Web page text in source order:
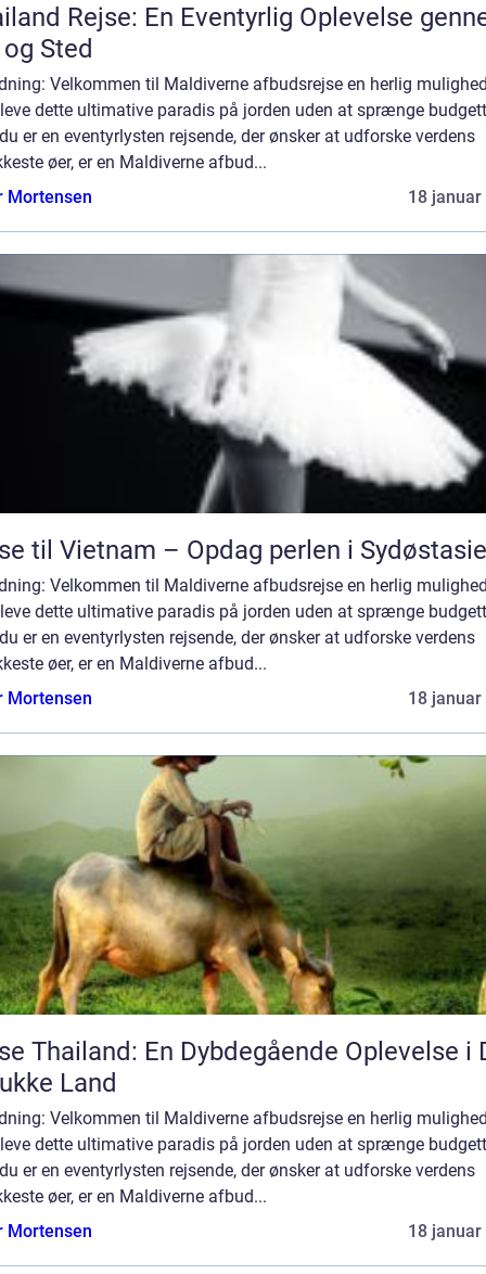
Rejse: En Eventyrlig Oplevelse
Sted
Velkommen til Maldiverne afbudsrejse en herlig
dette ultimative paradis på jorden uden at sprænge
er en eventyrlysten rejsende, der ønsker at udforske verdens
øer, er en Maldiverne afbud...
Mortensen
18 januar
til Vietnam – Opdag perlen i
Velkommen til Maldiverne afbudsrejse en herlig
dette ultimative paradis på jorden uden at sprænge
er en eventyrlysten rejsende, der ønsker at udforske verdens
øer, er en Maldiverne afbud...
Mortensen
18 januar
Thailand: En Dybdegående Oplevelse i
Land
Velkommen til Maldiverne afbudsrejse en herlig
dette ultimative paradis på jorden uden at sprænge
er en eventyrlysten rejsende, der ønsker at udforske verdens
øer, er en Maldiverne afbud...
Mortensen
18 januar